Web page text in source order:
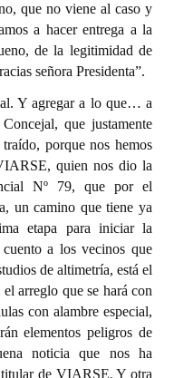
que no viene al caso y
a hacer entrega a la
de la legitimidad de
señora Presidenta”.
Y agregar a lo que… a
que justamente
porque nos hemos
quien nos dio la
Nº 79, que por el
un camino que tiene ya
etapa para iniciar la
a los vecinos que
de altimetría, está el
arreglo que se hará con
con alambre especial,
elementos peligros de
noticia que nos ha
de VIARSE. Y otra